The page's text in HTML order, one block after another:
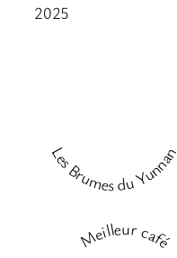
2025
Les Brumes du Yunnan
Meilleur café